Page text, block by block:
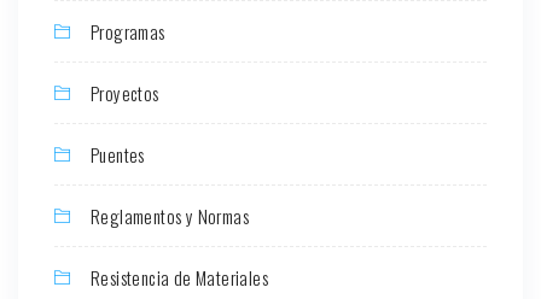
Programas
Proyectos
Puentes
Reglamentos y Normas
Resistencia de Materiales